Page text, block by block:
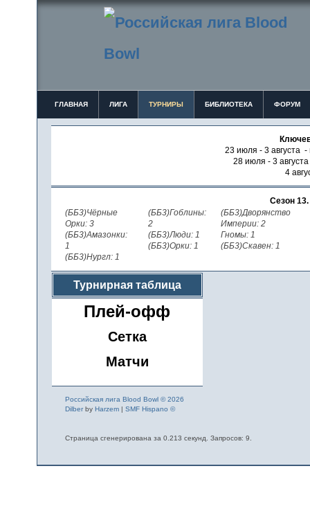
ГЛАВНАЯ ЛИГА ТУРНИРЫ БИБЛИОТЕКА ФОРУМ
23 июля - 3 августа -
28 июля - 3
4
Сезон 13.
(ББ3)Чёрные
Орки: 3
(ББ3)Амазонки:
1
(ББ3)Нургл: 1
(ББ3)Гоблины:
2
(ББ3)Люди: 1
(ББ3)Орки: 1
(ББ3)Дворянство
Империи: 2
Гномы: 1
(ББ3)Скавен: 1
Турнирная таблица
Плей-офф
Сетка
Матчи
Российская лига Blood Bowl © 2026
Dilberby Harzem| SMF Hispano ©
Страница сгенерирована за 0.213 секунд. Запросов: 9.